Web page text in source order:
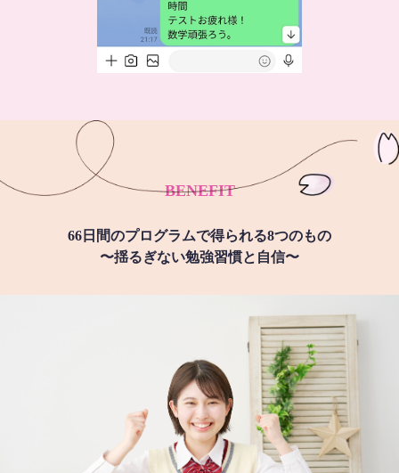
BENEFIT
66日間のプログラムで得られる8つのもの
〜揺るぎない勉強習慣と自信〜